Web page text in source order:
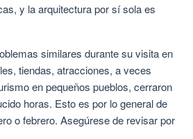
y la arquitectura por sí sola es
similares durante su visita en
tiendas, atracciones, a veces
en pequeños pueblos, cerraron
horas. Esto es por lo general de
o febrero. Asegúrese de revisar por